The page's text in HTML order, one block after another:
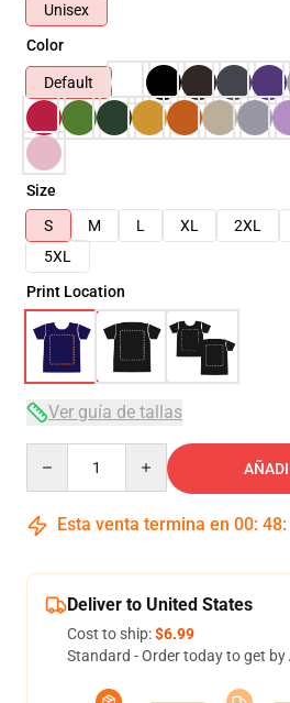
Unisex
Color
Default
Size
S
M L XL 2XL
5XL
Print Location
Ver guía de tallas
Esta venta termina en 00: 48:
Deliver to United States
Cost to ship:$6.99
Standard - Order today to get by